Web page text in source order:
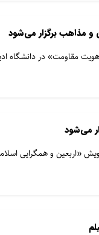
و مذاهب برگزار می‌شود
مقاومت» در دانشگاه
می‌شود
«اربعین و همگرایی